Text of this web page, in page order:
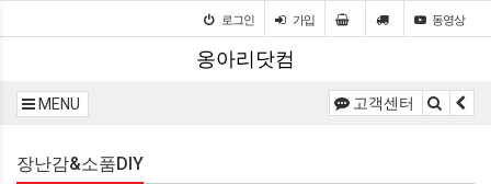
로그인 가입 동영상
옹아리닷컴
MENU 고객센터
장난감&소품DIY